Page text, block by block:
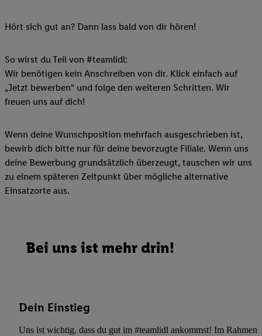
Hört sich gut an? Dann lass bald von dir hören!
So wirst du Teil von #teamlidl:
Wir benötigen kein Anschreiben von dir. Klick einfach auf
„Jetzt bewerben“ und folge den weiteren Schritten. Wir
freuen uns auf dich!
Wenn deine Wunschposition mehrfach ausgeschrieben ist,
bewirb dich bitte nur für deine bevorzugte Filiale. Wenn uns
deine Bewerbung grundsätzlich überzeugt, tauschen wir uns
zu einem späteren Zeitpunkt über mögliche alternative
Einsatzorte aus.
Bei uns ist mehr drin!
Dein Einstieg
Uns ist wichtig, dass du gut im #teamlidl ankommst! Im Rahmen